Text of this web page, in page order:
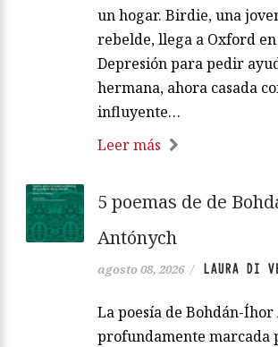
un hogar. Birdie, una
rebelde, llega a Oxford
Depresión para pedir
hermana, ahora casada
influyente…
Leer más
5 poemas de de
Antónych
agosto 08, 2026 / LAURA DI
La poesía de Bohdán-
profundamente marcada